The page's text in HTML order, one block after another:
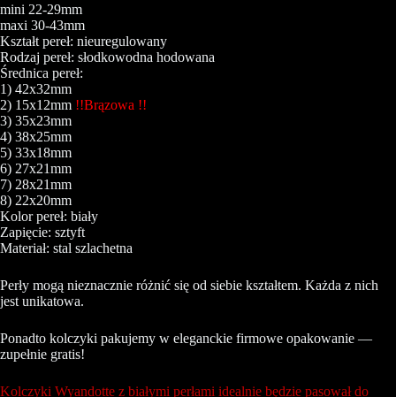
mini 22-29mm
maxi 30-43mm
Kształt pereł: nieuregulowany
Rodzaj pereł: słodkowodna hodowana
Średnica pereł:
1) 42x32mm
2) 15x12mm !!Brązowa !!
3) 35x23mm
4) 38x25mm
5) 33x18mm
6) 27x21mm
7) 28x21mm
8) 22x20mm
Kolor pereł: biały
Zapięcie: sztyft
Materiał: stal szlachetna
Perły mogą nieznacznie różnić się od siebie kształtem. Każda z nich
jest unikatowa.
Ponadto kolczyki pakujemy w eleganckie firmowe opakowanie —
zupełnie gratis!
Kolczyki Wyandotte z białymi perłami idealnie będzie pasował do